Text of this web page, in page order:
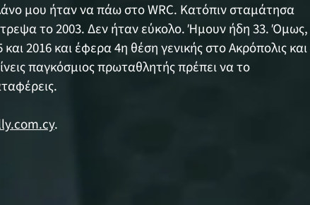
μου ήταν να πάω στο WRC. Κατόπιν σταμάτησα
το 2003. Δεν ήταν εύκολο. Ήμουν ήδη 33. Όμως,
2016 και έφερα 4η θέση γενικής στο Ακρόπολις και
παγκόσμιος πρωταθλητής πρέπει να το
.